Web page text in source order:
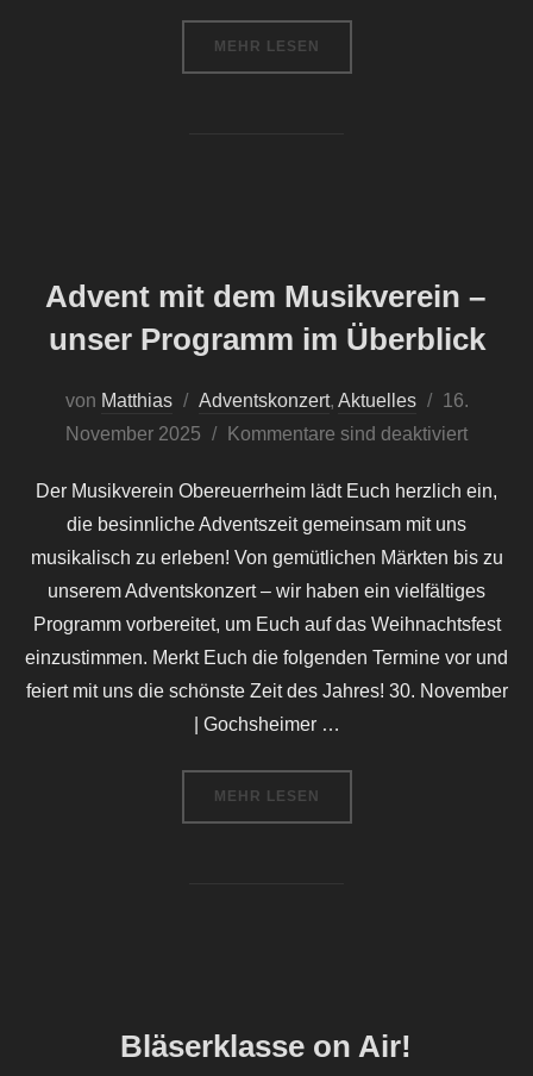
MEHR ÜBER „MUSIKVEREIN
LESEN
Advent mit dem Musikverein –
unser Programm im Überblick
von Matthias Adventskonzert, Aktuelles
am
16.
November 2025
Kommentare sind deaktiviert
Der Musikverein Obereuerrheim lädt Euch herzlich ein,
die besinnliche Adventszeit gemeinsam mit uns
musikalisch zu erleben! Von gemütlichen Märkten bis zu
unserem Adventskonzert – wir haben ein vielfältiges
Programm vorbereitet, um Euch auf das Weihnachtsfest
einzustimmen. Merkt Euch die folgenden Termine vor und
feiert mit uns die schönste Zeit des Jahres! 30. November
| Gochsheimer …
MEHR ÜBER „ADVENT MIT DEM
LESEN
Bläserklasse on Air!